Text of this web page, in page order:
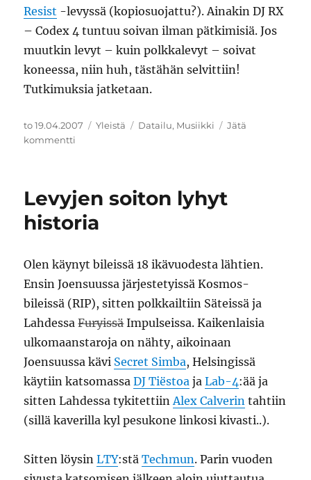
Resist -levyssä (kopiosuojattu?). Ainakin DJ RX
– Codex 4 tuntuu soivan ilman pätkimisiä. Jos
muutkin levyt – kuin polkkalevyt – soivat
koneessa, niin huh, tästähän selvittiin!
Tutkimuksia jatketaan.
Julkaistu
to 19.04.2007 Kategoriat
Yleistä Avainsanat
Datailu, Musiikki
Jätä
kommentti
Levyjen soiton lyhyt
historia
Olen käynyt bileissä 18 ikävuodesta lähtien.
Ensin Joensuussa järjestetyissä Kosmos-
bileissä (RIP), sitten polkkailtiin Säteissä ja
LahdessaFuryissäImpulseissa. Kaikenlaisia
ulkomaanstaroja on nähty, aikoinaan
Joensuussa kävi Secret Simba, Helsingissä
käytiin katsomassaDJ Tiëstoa jaLab-4:ää ja
sitten Lahdessa tykitettiinAlex Calverin tahtiin
(sillä kaverilla kyl pesukone linkosi kivasti..).
Sitten löysinLTY:stäTechmun. Parin vuoden